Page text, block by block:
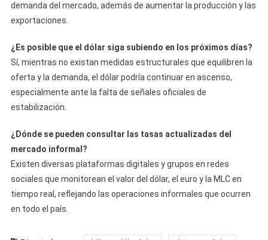
demanda del mercado, además de aumentar la producción y las
exportaciones.
¿Es posible que el dólar siga subiendo en los próximos días?
Sí, mientras no existan medidas estructurales que equilibren la
oferta y la demanda, el dólar podría continuar en ascenso,
especialmente ante la falta de señales oficiales de
estabilización.
¿Dónde se pueden consultar las tasas actualizadas del
mercado informal?
Existen diversas plataformas digitales y grupos en redes
sociales que monitorean el valor del dólar, el euro y la MLC en
tiempo real, reflejando las operaciones informales que ocurren
en todo el país.